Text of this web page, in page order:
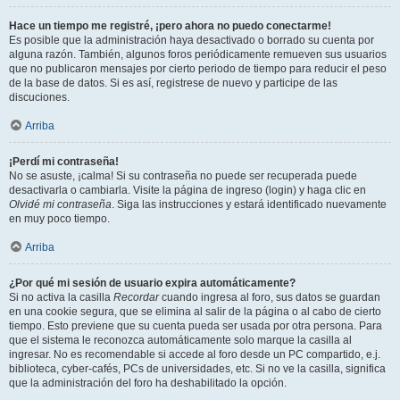
Hace un tiempo me registré, ¡pero ahora no puedo conectarme!
Es posible que la administración haya desactivado o borrado su cuenta por
alguna razón. También, algunos foros periódicamente remueven sus usuarios
que no publicaron mensajes por cierto periodo de tiempo para reducir el peso
de la base de datos. Si es así, registrese de nuevo y participe de las
discuciones.
Arriba
¡Perdí mi contraseña!
No se asuste, ¡calma! Si su contraseña no puede ser recuperada puede
desactivarla o cambiarla. Visite la página de ingreso (login) y haga clic en
Olvidé mi contraseña. Siga las instrucciones y estará identificado nuevamente
en muy poco tiempo.
Arriba
¿Por qué mi sesión de usuario expira automáticamente?
Si no activa la casilla Recordarcuando ingresa al foro, sus datos se guardan
en una cookie segura, que se elimina al salir de la página o al cabo de cierto
tiempo. Esto previene que su cuenta pueda ser usada por otra persona. Para
que el sistema le reconozca automáticamente solo marque la casilla al
ingresar. No es recomendable si accede al foro desde un PC compartido, e.j.
biblioteca, cyber-cafés, PCs de universidades, etc. Si no ve la casilla, significa
que la administración del foro ha deshabilitado la opción.